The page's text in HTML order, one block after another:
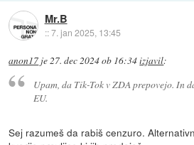
Mr.B
::7. jan 2025, 13:45
anon17 je27. dec 2024 ob 16:34izjavil:
Upam, da Tik-Tok v ZDA prepovejo. In
EU.
Sej razumeš da rabiš cenzuro.